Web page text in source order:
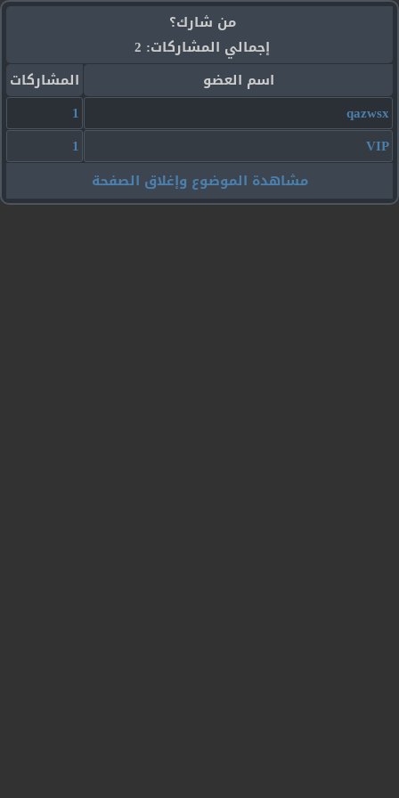
من شارك؟
إجمالي المشاركات: 2
اسم العضو
المشاركات
qazwsx
1
VIP
1
مشاهدة الموضوع وإغلاق الصفحة